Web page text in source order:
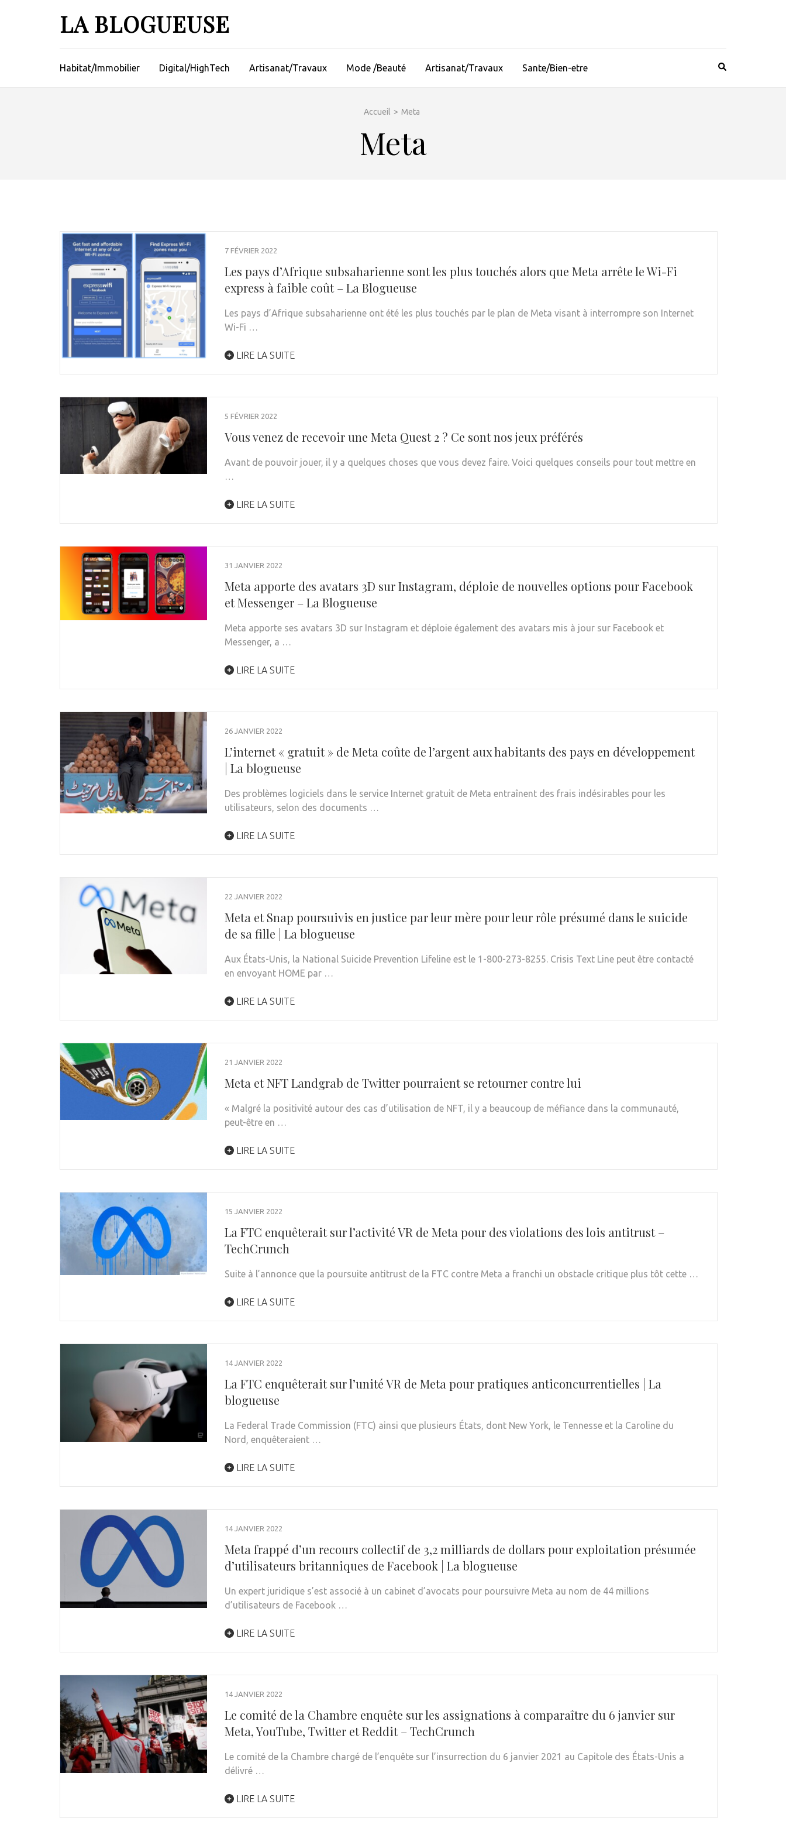
LA BLOGUEUSE
Habitat/Immobilier Digital/HighTech Artisanat/Travaux Mode /Beauté Artisanat/Travaux Sante/Bien-etre
Accueil > Meta
Meta
7 FÉVRIER 2022
Les pays d’Afrique subsaharienne sont les plus touchés alors que Meta arrête le Wi-Fi
express à faible coût – La Blogueuse
Les pays d’Afrique subsaharienne ont été les plus touchés par le plan de Meta visant à interrompre son Internet
Wi-Fi …
LIRE LA SUITE
5 FÉVRIER 2022
Vous venez de recevoir une Meta Quest 2 ? Ce sont nos jeux préférés
Avant de pouvoir jouer, il y a quelques choses que vous devez faire. Voici quelques conseils pour tout mettre en
…
LIRE LA SUITE
31 JANVIER 2022
Meta apporte des avatars 3D sur Instagram, déploie de nouvelles options pour Facebook
et Messenger – La Blogueuse
Meta apporte ses avatars 3D sur Instagram et déploie également des avatars mis à jour sur Facebook et
Messenger, a …
LIRE LA SUITE
26 JANVIER 2022
L’internet « gratuit » de Meta coûte de l’argent aux habitants des pays en développement
| La blogueuse
Des problèmes logiciels dans le service Internet gratuit de Meta entraînent des frais indésirables pour les
utilisateurs, selon des documents …
LIRE LA SUITE
22 JANVIER 2022
Meta et Snap poursuivis en justice par leur mère pour leur rôle présumé dans le suicide
de sa fille | La blogueuse
Aux États-Unis, la National Suicide Prevention Lifeline est le 1-800-273-8255. Crisis Text Line peut être contacté
en envoyant HOME par …
LIRE LA SUITE
21 JANVIER 2022
Meta et NFT Landgrab de Twitter pourraient se retourner contre lui
« Malgré la positivité autour des cas d’utilisation de NFT, il y a beaucoup de méfiance dans la communauté,
peut-être en …
LIRE LA SUITE
15 JANVIER 2022
La FTC enquêterait sur l’activité VR de Meta pour des violations des lois antitrust –
TechCrunch
Suite à l’annonce que la poursuite antitrust de la FTC contre Meta a franchi un obstacle critique plus tôt cette …
LIRE LA SUITE
14 JANVIER 2022
La FTC enquêterait sur l’unité VR de Meta pour pratiques anticoncurrentielles | La
blogueuse
La Federal Trade Commission (FTC) ainsi que plusieurs États, dont New York, le Tennesse et la Caroline du
Nord, enquêteraient …
LIRE LA SUITE
14 JANVIER 2022
Meta frappé d’un recours collectif de 3,2 milliards de dollars pour exploitation présumée
d’utilisateurs britanniques de Facebook | La blogueuse
Un expert juridique s’est associé à un cabinet d’avocats pour poursuivre Meta au nom de 44 millions
d’utilisateurs de Facebook …
LIRE LA SUITE
14 JANVIER 2022
Le comité de la Chambre enquête sur les assignations à comparaître du 6 janvier sur
Meta, YouTube, Twitter et Reddit – TechCrunch
Le comité de la Chambre chargé de l’enquête sur l’insurrection du 6 janvier 2021 au Capitole des États-Unis a
délivré …
LIRE LA SUITE